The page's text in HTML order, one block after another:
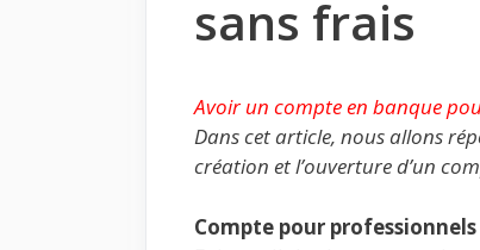
sans frais
Avoir un compte en banque
Dans cet article, nous allons
création et l’ouverture d’un
Compte pour professionnels